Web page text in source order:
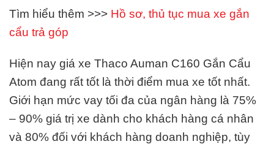
Tìm hiểu thêm >>> Hồ sơ, thủ tục mua xe gắn
cẩu trả góp
Hiện nay giá xe Thaco Auman C160 Gắn Cẩu
Atom đang rất tốt là thời điểm mua xe tốt nhất.
Giới hạn mức vay tối đa của ngân hàng là 75%
– 90% giá trị xe dành cho khách hàng cá nhân
và 80% đối với khách hàng doanh nghiệp, tùy